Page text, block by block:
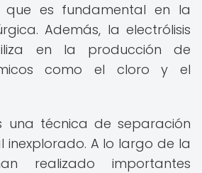
que es fundamental en la
Además, la electrólisis
en la producción de
como el cloro y el
una técnica de separación
inexplorado. A lo largo de la
realizado importantes